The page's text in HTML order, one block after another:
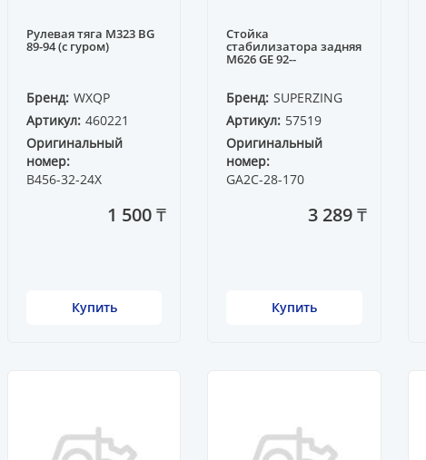
Рулевая тяга M323 BG
89-94 (с гуром)
Бренд: WXQP
Артикул: 460221
Оригинальный
номер:
B456-32-24X
1 500 ₸
Купить
Стойка
стабилизатора задняя
M626 GE 92--
Бренд: SUPERZING
Артикул: 57519
Оригинальный
номер:
GA2C-28-170
3 289 ₸
Купить